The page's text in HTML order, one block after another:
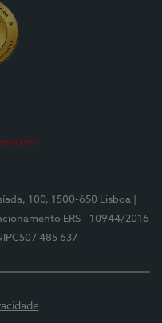
100, 1500-650 Lisboa
ERS - 10944/2016
485 637